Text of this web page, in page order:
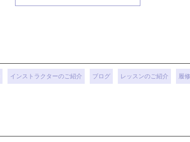
インストラクターのご紹介 ブログ レッスンのご紹介 履